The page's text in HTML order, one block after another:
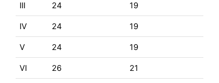
III 24 19
IV 24 19
V 24 19
VI 26 21